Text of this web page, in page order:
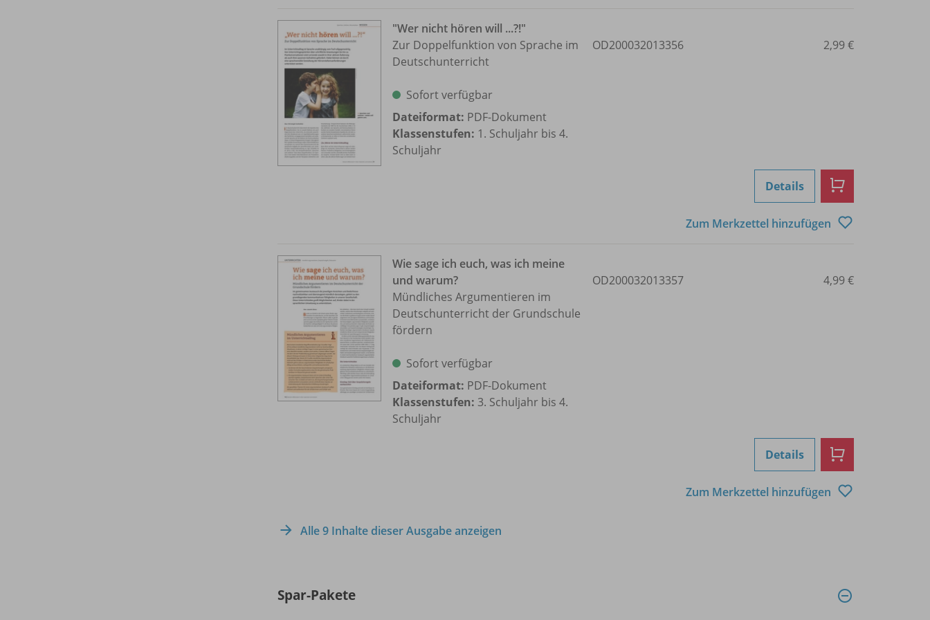
"Wer nicht hören will ...?!"
Zur Doppelfunktion von Sprache im
Deutschunterricht
Sofort verfügbar
Dateiformat: PDF-Dokument
Klassenstufen: 1. Schuljahr bis 4.
Schuljahr
OD200032013356 2,99 €
Details
Zum Merkzettel hinzufügen
Wie sage ich euch, was ich meine
und warum?
Mündliches Argumentieren im
Deutschunterricht der Grundschule
fördern
Sofort verfügbar
Dateiformat: PDF-Dokument
Klassenstufen: 3. Schuljahr bis 4.
Schuljahr
OD200032013357 4,99 €
Details
Zum Merkzettel hinzufügen
Alle 9 Inhalte dieser Ausgabe anzeigen
Spar-Pakete